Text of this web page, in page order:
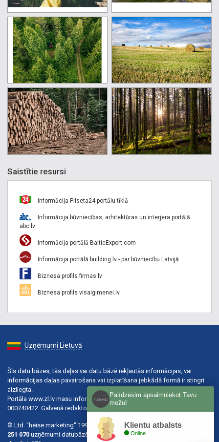
Saistītie resursi
Informācija Pilseta24 portālu tīklā
Informācija būvniecības, arhitektūras un interjera portālā
abc.lv
Informācija portālā BalticExport.com
Informācija portālā building.lv - par būvniecību Latvijā
Biznesa profils firmas.lv
Biznesa profils visaigimenei.lv
Uzņēmumi Lietuvā
Šīs datu bāzes, tās daļas vai datu bāzē iekļautās informācijas, vai
informācijas daļas pavairošana vai izplatīšana jebkādā formā ir stingri
aizliegta.
Portāla www.zl.lv masu informācijas līdzekļa reģistrācijas numurs:
000740422. Galvenā redaktore: Ingūna Pempere.
© Ltd. "heise marketing" 1996-2026.
251 070 uzņēmumi datubāzē, no tiem aktīvi:102 597
Palīdzēsim apsaimniekot Tavu
mežu!
Klientu atbalsts
Online